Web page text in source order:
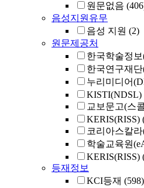
원문없음
음성지원유무
음성 지원 (2)
원문제공처
한국학술정
한국연구재
누리미디어
KISTI(NDSL)
교보문고(스
KERIS(RISS)
코리아스칼
학술교육원
KERIS(RISS)
등재정보
KCI등재 (598)